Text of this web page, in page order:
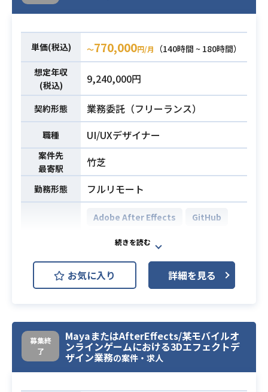
必須スキル
・Unityでのパーティクルエフェクト
作成/UIアニメーションを行える方
単価(税込) 〜770,000円/月
（140時間 ~ 180時間）
想定年収
(税込)
9,240,000円
契約形態 業務委託（フリーランス）
職種 UI/UXデザイナー
案件先
最寄駅
竹芝
勤務形態 フルリモート
Adobe After Effects
GitHub
Adobe Illustrator
Adobe Photoshop
Slack
Figma
る本プロダクトにプロダクトデザイ
ナーとして関わっていただける方を
募集しています。
本プロダクトは、昨年秋にリリー
お気に入り 詳細を見る
募集終
了
MayaまたはAfterEffects/某モバイルオ
ンラインゲームにおける3Dエフェクトデ
ザイン業務の案件・求人